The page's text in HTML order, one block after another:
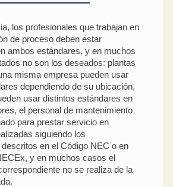
los profesionales que trabajan en
de proceso deben estar
ambos estándares, y en muchos
no son los deseados: plantas
misma empresa pueden usar
dependiendo de su ubicación,
usar distintos estándares en
el personal de mantenimiento
para prestar servicio en
siguiendo los
en el Código NEC o en
y en muchos casos el
no se realiza de la